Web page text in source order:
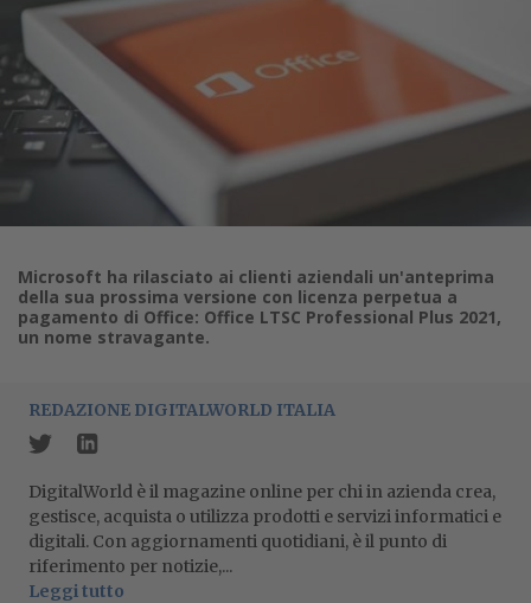
Microsoft ha rilasciato ai clienti aziendali un'anteprima
della sua prossima versione con licenza perpetua a
pagamento di Office: Office LTSC Professional Plus 2021,
un nome stravagante.
REDAZIONE DIGITALWORLD ITALIA
DigitalWorld è il magazine online per chi in azienda crea,
gestisce, acquista o utilizza prodotti e servizi informatici e
digitali. Con aggiornamenti quotidiani, è il punto di
riferimento per notizie,...
Leggi tutto